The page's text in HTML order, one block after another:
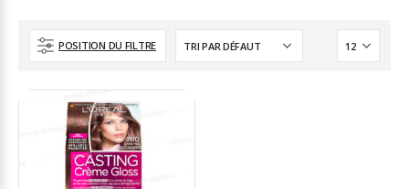
POSITION DU FILTRE